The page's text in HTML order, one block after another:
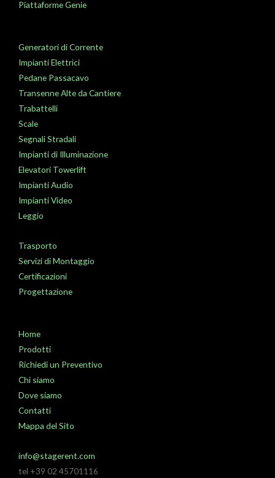
Piattaforme Genie
Generatori di Corrente
Impianti Elettrici
Pedane Passacavo
Transenne Alte da Cantiere
Trabattelli
Scale
Segnali Stradali
Impianti di Illuminazione
Elevatori Towerlift
Impianti Audio
Impianti Video
Leggio
Trasporto
Servizi di Montaggio
Certificazioni
Progettazione
Home
Prodotti
Richiedi un Preventivo
Chi siamo
Dove siamo
Contatti
Mappa del Sito
info@stagerent.com
tel +39 02 45701116